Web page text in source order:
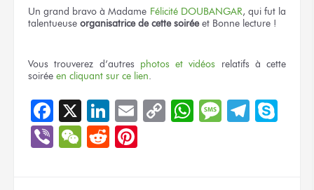
Un grand bravo à Madame Félicité DOUBANGAR, qui fut la
talentueuse organisatrice de cette soiréeet Bonne lecture !
Vous trouverez d’autres photos et vidéos relatifs à cette
soirée en cliquant sur ce lien.
Facebook
X LinkedIn
EmailCopyWhatsApp
Message
ViberWeChat
Reddit